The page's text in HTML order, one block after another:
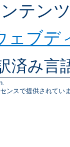
テン
ェブデ
済み言
ンスで提供されてい